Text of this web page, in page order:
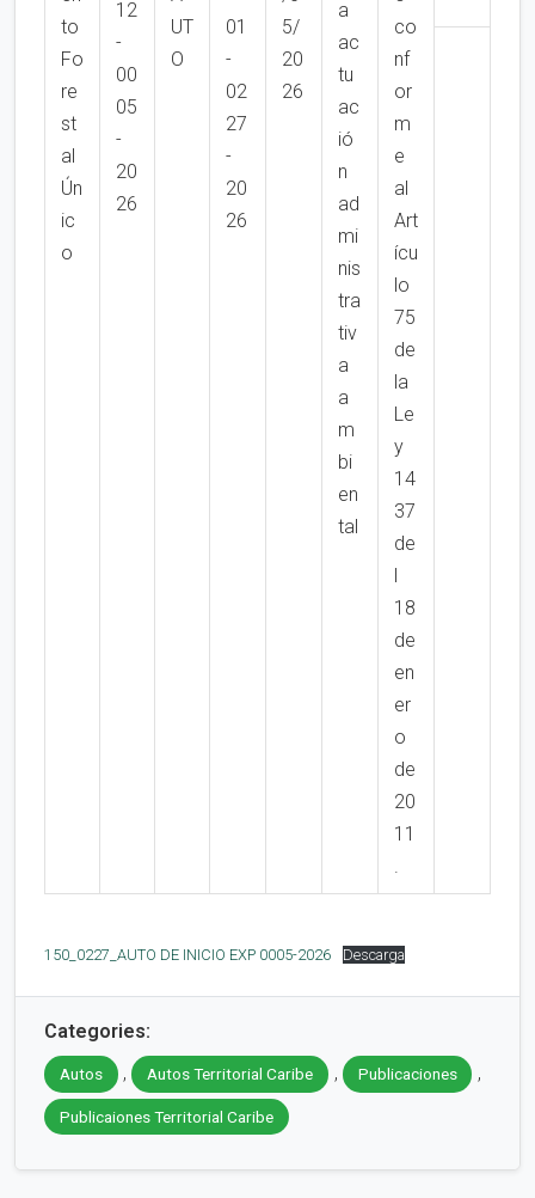
to
Fo
re
st
al
Ún
ic
o
12
-
00
05
-
20
26
UT
O
01
-
02
27
-
20
26
5/
20
26
a
ac
tu
ac
ió
n
ad
mi
nis
tra
tiv
a
a
m
bi
en
tal
co
nf
or
m
e
al
Art
ícu
lo
75
de
la
Le
y
14
37
de
18
de
en
er
o
de
20
11
.
150_0227_AUTO DE INICIO EXP 0005-2026 Descarga
Categories:
Autos , Autos Territorial Caribe , Publicaciones ,
Publicaiones Territorial Caribe